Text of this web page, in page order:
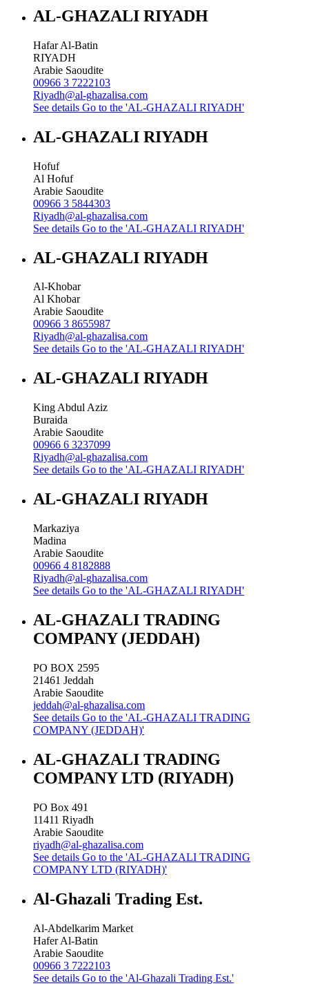
AL-GHAZALI RIYADH
Hafar Al-Batin
RIYADH
Arabie Saoudite
00966 3 7222103
Riyadh@al-ghazalisa.com
See details Go to the 'AL-GHAZALI RIYADH'
AL-GHAZALI RIYADH
Hofuf
Al Hofuf
Arabie Saoudite
00966 3 5844303
Riyadh@al-ghazalisa.com
See details Go to the 'AL-GHAZALI RIYADH'
AL-GHAZALI RIYADH
Al-Khobar
Al Khobar
Arabie Saoudite
00966 3 8655987
Riyadh@al-ghazalisa.com
See details Go to the 'AL-GHAZALI RIYADH'
AL-GHAZALI RIYADH
King Abdul Aziz
Buraida
Arabie Saoudite
00966 6 3237099
Riyadh@al-ghazalisa.com
See details Go to the 'AL-GHAZALI RIYADH'
AL-GHAZALI RIYADH
Markaziya
Madina
Arabie Saoudite
00966 4 8182888
Riyadh@al-ghazalisa.com
See details Go to the 'AL-GHAZALI RIYADH'
AL-GHAZALI TRADING
COMPANY (JEDDAH)
PO BOX 2595
21461 Jeddah
Arabie Saoudite
jeddah@al-ghazalisa.com
See details Go to the 'AL-GHAZALI TRADING
COMPANY (JEDDAH)'
AL-GHAZALI TRADING
COMPANY LTD (RIYADH)
PO Box 491
11411 Riyadh
Arabie Saoudite
riyadh@al-ghazalisa.com
See details Go to the 'AL-GHAZALI TRADING
COMPANY LTD (RIYADH)'
Al-Ghazali Trading Est.
Al-Abdelkarim Market
Hafer Al-Batin
Arabie Saoudite
00966 3 7222103
See details Go to the 'Al-Ghazali Trading Est.'